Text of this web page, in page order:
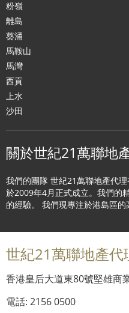
粉嶺
離島
葵涌
馬鞍山
馬灣
西貢
上水
沙田
關於世紀21萬聯地
我們的團隊 世紀21萬聯地產代
於2009年4月正式成立。我們的
的經驗。 我們現專注於港島區
世紀21萬聯地產代
香港皇后大道東80號堅雄商
電話: 2156 0500